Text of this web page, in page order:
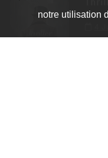
notre utilisation